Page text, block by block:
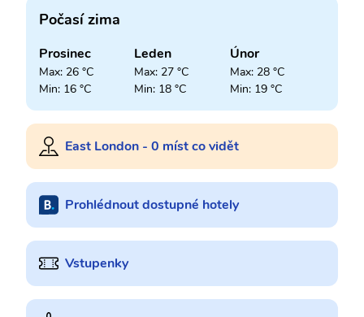
Počasí zima
Prosinec
Max: 26 °C
Min: 16 °C
Leden
Max: 27 °C
Min: 18 °C
Únor
Max: 28 °C
Min: 19 °C
East London - 0 míst co vidět
Prohlédnout dostupné hotely
Vstupenky